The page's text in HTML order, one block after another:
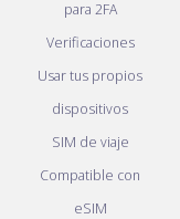
para 2FA
Verificaciones
Usar tus propios
dispositivos
SIM de viaje
Compatible con
eSIM